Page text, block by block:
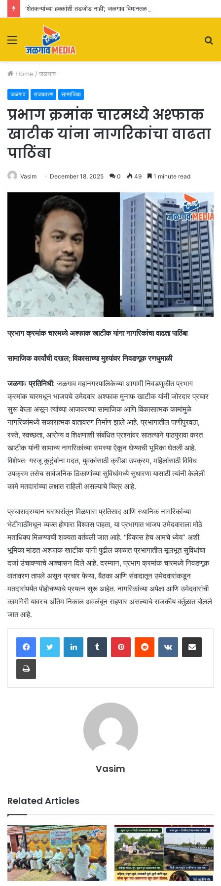
Menu
Home / जळगाव
जळगाव राजकारण सामाजिक
प्रभाग क्रमांक चारमध्ये अश्फाक
खाटीक यांना नागरिकांचा वाढता
पाठिंबा
Vasim December 18, 2025 0 49 1 minute read
प्रभाग क्रमांक चारमध्ये अश्फाक खाटीक यांना नागरिकांचा वाढता पाठिंबा
सामाजिक कार्यांची दखल; विकासाच्या मुद्द्यांवर निवडणूक रणधुमाळी
जळगावप्रतिनिधी: जळगाव महानगरपालिकेच्या आगामी निवडणुकीत प्रभाग
क्रमांक चारमधून भाजपचे उमेदवार अश्फाक मुनाफ खाटीक यांनी जोरदार प्रचार
सुरू केला असून त्यांच्या आजवरच्या सामाजिक आणि विकासात्मक कामांमुळे
नागरिकांमध्ये सकारात्मक वातावरण निर्माण झाले आहे. प्रभागातील पाणीपुरवठा,
रस्ते, स्वच्छता, आरोग्य व शिक्षणाशी संबंधित प्रश्नांवर सातत्याने पाठपुरावा करत
खाटीक यांनी सामान्य नागरिकांच्या समस्या ऐकून घेण्याची भूमिका घेतली आहे.
विशेषतः गरजू कुटुंबांना मदत, युवकांसाठी क्रीडा उपक्रम, महिलांसाठी विविध
उपक्रम तसेच सार्वजनिक ठिकाणांच्या सुविधांमध्ये सुधारणा यासाठी त्यांनी केलेली
कामे मतदारांच्या लक्षात राहिली असल्याचे चित्र आहे.
प्रचारादरम्यान घराघरांतून मिळणारा प्रतिसाद आणि स्थानिक नागरिकांच्या
भेटीगाठींमधून व्यक्त होणारा विश्वास पाहता, या प्रभागात भाजप उमेदवाराला मोठे
मताधिक्य मिळण्याची शक्यता वर्तवली जात आहे. “विकास हेच आमचे ध्येय” अशी
भूमिका मांडत अश्फाक खाटीक यांनी पुढील काळात प्रभागातील मूलभूत सुविधांचा
दर्जा उंचावण्याचे आश्वासन दिले आहे. दरम्यान, प्रभाग क्रमांक चारमध्ये निवडणूक
वातावरण तापले असून प्रचार फेऱ्या, बैठका आणि संवादातून उमेदवारांकडून
मतदारांपर्यंत पोहोचण्याचे प्रयत्न सुरू आहेत. नागरिकांच्या अपेक्षा आणि उमेदवारांची
कामगिरी यावरच अंतिम निकाल अवलंबून राहणार असल्याचे राजकीय वर्तुळात बोलले
जात आहे.
LinkedInTumblr PinterestReddit VKontakteShare via Email
Print
Vasim
Related Articles